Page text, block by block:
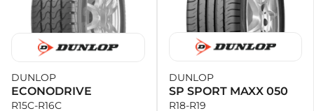
DUNLOP
ECONODRIVE
R15C-R16C
DUNLOP
SP SPORT MAXX 050
R18-R19